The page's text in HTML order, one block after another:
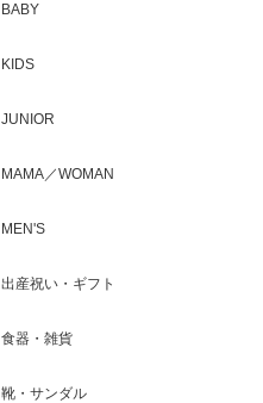
BABY
KIDS
JUNIOR
MAMA／WOMAN
MEN'S
出産祝い・ギフト
食器・雑貨
靴・サンダル